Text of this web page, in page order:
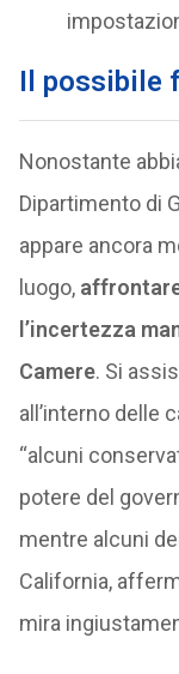
Il possibile
Nonostante
Dipartimento di
appare ancora
luogo,
l’incertezza
Camere. Si
all’interno delle
“alcuni
potere del
mentre alcuni
California,
mira